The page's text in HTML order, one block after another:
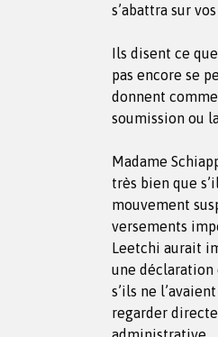
s’abattra sur
Ils disent ce
pas encore se
donnent
soumission ou
Madame
très bien que
mouvement
versements
Leetchi aurait
une déclaration
s’ils ne
regarder